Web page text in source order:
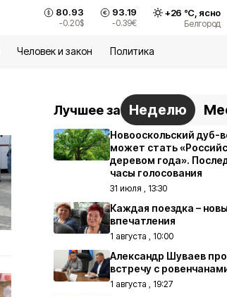
80.93
-0.20$
93.19
-0.39€
+26 °С, ясно
Белгород
Человек и закон Политика
Лучшее за Неделю
Новооскольский дуб-
может стать
деревом года».
часы голосования
31 июля , 13:30
Каждая поездка –
впечатления
1 августа , 10:00
Александр Шуваев
встречу с
1 августа , 19:27